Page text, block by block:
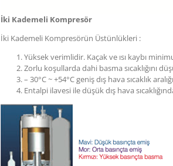
İki Kademeli Kompresör
İki Kademeli Kompresörün Üstünlükleri :
Yüksek verimlidir. Kaçak ve ısı kaybı
Zorlu koşullarda dahi basma sıcaklığını
– 30°C ~ +54°C geniş dış hava sıcaklık
Entalpi ilavesi ile düşük dış hava